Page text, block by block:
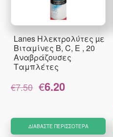
Lanes Ηλεκτρολύτες µε
Βιταμίνες B, C, E , 20
Αναβράζουσες
Ταμπλέτες
€7.50
Original
price
€6.20
€6.20.
ΔΙΑΒΆΣΤΕ ΠΕΡΙΣΣΌΤΕΡΑ